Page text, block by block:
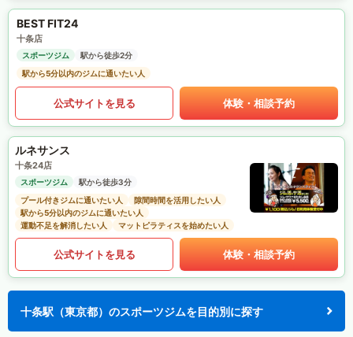
BEST FIT24
十条店
スポーツジム
駅から徒歩2分
駅から5分以内のジムに通いたい人
公式サイトを見る 体験・相談予約
ルネサンス
十条24店
スポーツジム
駅から徒歩3分
プール付きジムに通いたい人
隙間時間を活用したい人
駅から5分以内のジムに通いたい人
運動不足を解消したい人
マットピラティスを始めたい人
公式サイトを見る 体験・相談予約
十条駅（東京都）のスポーツジムを目的別に探す